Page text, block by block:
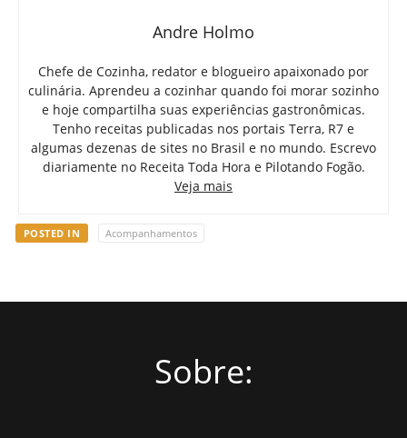
Andre Holmo
Chefe de Cozinha, redator e blogueiro apaixonado por
culinária. Aprendeu a cozinhar quando foi morar sozinho
e hoje compartilha suas experiências gastronômicas.
Tenho receitas publicadas nos portais Terra, R7 e
algumas dezenas de sites no Brasil e no mundo. Escrevo
diariamente no Receita Toda Hora e Pilotando Fogão.
Veja mais
POSTED IN Acompanhamentos
Sobre: